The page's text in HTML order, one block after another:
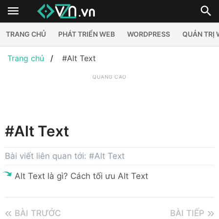
TRANG CHỦ PHÁT TRIỂN WEB WORDPRESS QUẢN TRỊ
Trang chủ #Alt Text
QUẢNG CÁO
#Alt Text
Bài viết liên quan tới: #Alt Text
Alt Text là gì? Cách tối ưu Alt Text
BÀI TRƯỚC BÀI TIẾP